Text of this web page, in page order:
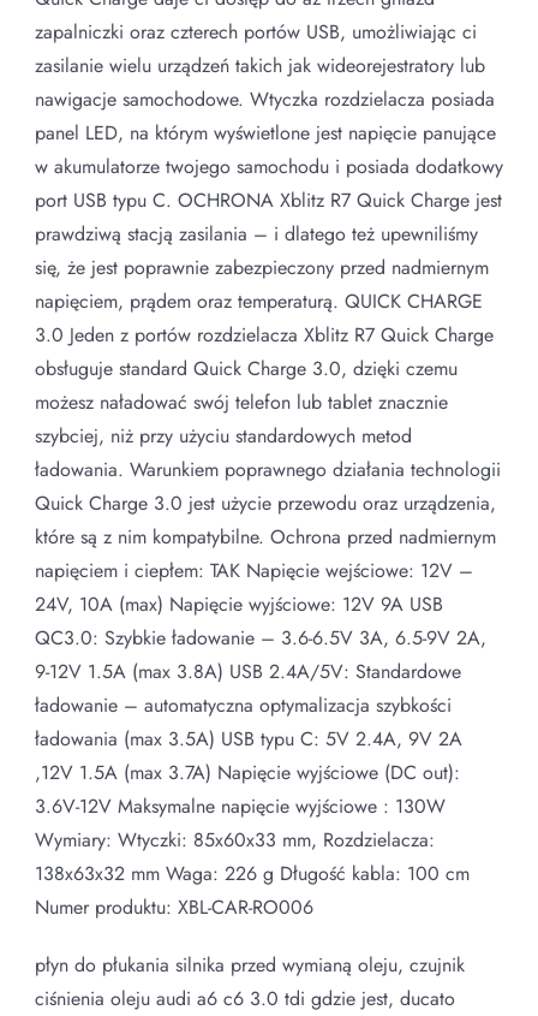
zapalniczki oraz czterech portów USB, umożliwiając ci
zasilanie wielu urządzeń takich jak wideorejestratory lub
nawigacje samochodowe. Wtyczka rozdzielacza posiada
panel LED, na którym wyświetlone jest napięcie panujące
w akumulatorze twojego samochodu i posiada dodatkowy
port USB typu C. OCHRONA Xblitz R7 Quick Charge jest
prawdziwą stacją zasilania – i dlatego też upewniliśmy
się, że jest poprawnie zabezpieczony przed nadmiernym
napięciem, prądem oraz temperaturą. QUICK CHARGE
3.0 Jeden z portów rozdzielacza Xblitz R7 Quick Charge
obsługuje standard Quick Charge 3.0, dzięki czemu
możesz naładować swój telefon lub tablet znacznie
szybciej, niż przy użyciu standardowych metod
ładowania. Warunkiem poprawnego działania technologii
Quick Charge 3.0 jest użycie przewodu oraz urządzenia,
które są z nim kompatybilne. Ochrona przed nadmiernym
napięciem i ciepłem: TAK Napięcie wejściowe: 12V –
24V, 10A (max) Napięcie wyjściowe: 12V 9A USB
QC3.0: Szybkie ładowanie – 3.6-6.5V 3A, 6.5-9V 2A,
9-12V 1.5A (max 3.8A) USB 2.4A/5V: Standardowe
ładowanie – automatyczna optymalizacja szybkości
ładowania (max 3.5A) USB typu C: 5V 2.4A, 9V 2A
,12V 1.5A (max 3.7A) Napięcie wyjściowe (DC out):
3.6V-12V Maksymalne napięcie wyjściowe : 130W
Wymiary: Wtyczki: 85x60x33 mm, Rozdzielacza:
138x63x32 mm Waga: 226 g Długość kabla: 100 cm
Numer produktu: XBL-CAR-RO006
płyn do płukania silnika przed wymianą oleju, czujnik
ciśnienia oleju audi a6 c6 3.0 tdi gdzie jest, ducato